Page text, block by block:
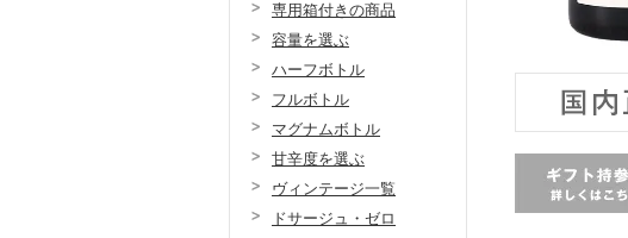
専用箱付きの商品
容量を選ぶ
ハーフボトル
フルボトル
マグナムボトル
甘辛度を選ぶ
ヴィンテージ一覧
ドサージュ・ゼロ